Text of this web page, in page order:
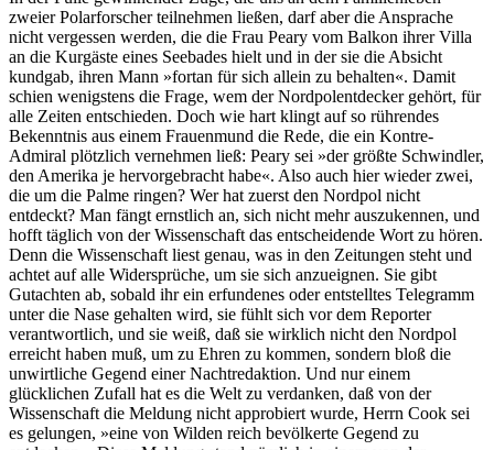
zweier Polarforscher teilnehmen ließen, darf aber die Ansprache
nicht vergessen werden, die die Frau Peary vom Balkon ihrer Villa
an die Kurgäste eines Seebades hielt und in der sie die Absicht
kundgab, ihren Mann »fortan für sich allein zu behalten«. Damit
schien wenigstens die Frage, wem der Nordpolentdecker gehört, für
alle Zeiten entschieden. Doch wie hart klingt auf so rührendes
Bekenntnis aus einem Frauenmund die Rede, die ein Kontre-
Admiral plötzlich vernehmen ließ: Peary sei »der größte Schwindler,
den Amerika je hervorgebracht habe«. Also auch hier wieder zwei,
die um die Palme ringen? Wer hat zuerst den Nordpol nicht
entdeckt? Man fängt ernstlich an, sich nicht mehr auszukennen, und
hofft täglich von der Wissenschaft das entscheidende Wort zu hören.
Denn die Wissenschaft liest genau, was in den Zeitungen steht und
achtet auf alle Widersprüche, um sie sich anzueignen. Sie gibt
Gutachten ab, sobald ihr ein erfundenes oder entstelltes Telegramm
unter die Nase gehalten wird, sie fühlt sich vor dem Reporter
verantwortlich, und sie weiß, daß sie wirklich nicht den Nordpol
erreicht haben muß, um zu Ehren zu kommen, sondern bloß die
unwirtliche Gegend einer Nachtredaktion. Und nur einem
glücklichen Zufall hat es die Welt zu verdanken, daß von der
Wissenschaft die Meldung nicht approbiert wurde, Herrn Cook sei
es gelungen, »eine von Wilden reich bevölkerte Gegend zu